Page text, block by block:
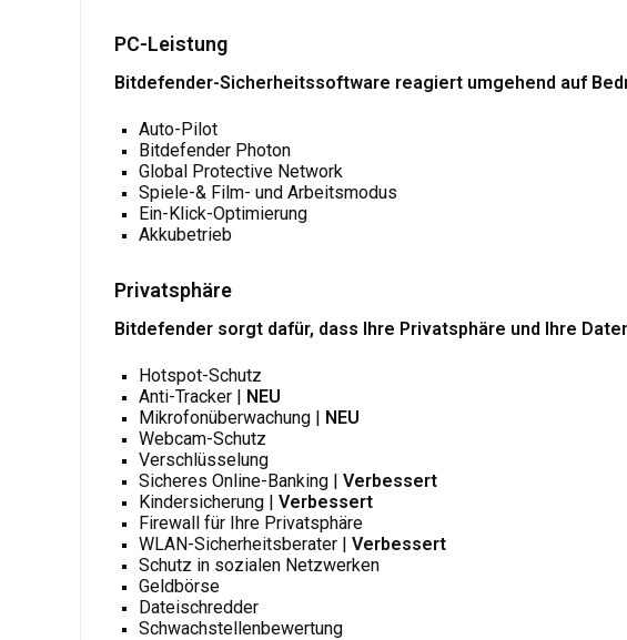
PC-Leistung
Bitdefender-Sicherheitssoftware reagiert umgehend auf
Auto-Pilot
Bitdefender Photon
Global Protective Network
Spiele-& Film- und Arbeitsmodus
Ein-Klick-Optimierung
Akkubetrieb
Privatsphäre
Bitdefender sorgt dafür, dass Ihre Privatsphäre und Ihre
Hotspot-Schutz
Anti-Tracker | NEU
Mikrofonüberwachung | NEU
Webcam-Schutz
Verschlüsselung
Sicheres Online-Banking | Verbessert
Kindersicherung | Verbessert
Firewall für Ihre Privatsphäre
WLAN-Sicherheitsberater | Verbessert
Schutz in sozialen Netzwerken
Geldbörse
Dateischredder
Schwachstellenbewertung